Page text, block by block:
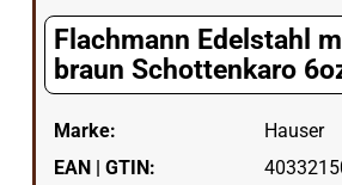
Flachmann Edelstahl
braun Schottenkaro
Marke:
Hauser
EAN | GTIN: